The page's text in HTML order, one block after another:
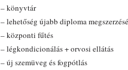
– könyvtár
– lehetőség újabb diploma
– központi fűtés
– légkondicionálás + orvosi ellátás
– új szemüveg és fogpótlás